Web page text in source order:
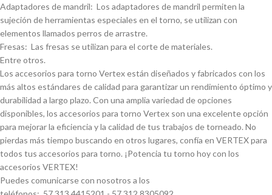
Adaptadores de mandril: Los adaptadores de mandril permiten la
sujeción de herramientas especiales en el torno, se utilizan con
elementos llamados perros de arrastre.
Fresas: Las fresas se utilizan para el corte de materiales.
Entre otros.
Los accesorios para torno Vertex están diseñados y fabricados con los
más altos estándares de calidad para garantizar un rendimiento óptimo y
durabilidad a largo plazo. Con una amplia variedad de opciones
disponibles, los accesorios para torno Vertex son una excelente opción
para mejorar la eficiencia y la calidad de tus trabajos de torneado. No
pierdas más tiempo buscando en otros lugares, confí­a en VERTEX para
todos tus accesorios para torno. ¡Potencia tu torno hoy con los
accesorios VERTEX!
Puedes comunicarse con nosotros a los